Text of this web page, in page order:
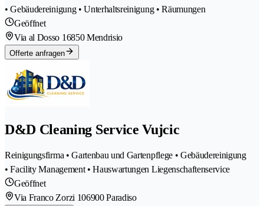
• Gebäudereinigung • Unterhaltsreinigung • Räumungen
Geöffnet
Via al Dosso 16850 Mendrisio
Offerte anfragen
D&D Cleaning Service Vujcic
Reinigungsfirma • Gartenbau und Gartenpflege • Gebäudereinigung
• Facility Management • Hauswartungen Liegenschaftenservice
Geöffnet
Via Franco Zorzi 106900 Paradiso